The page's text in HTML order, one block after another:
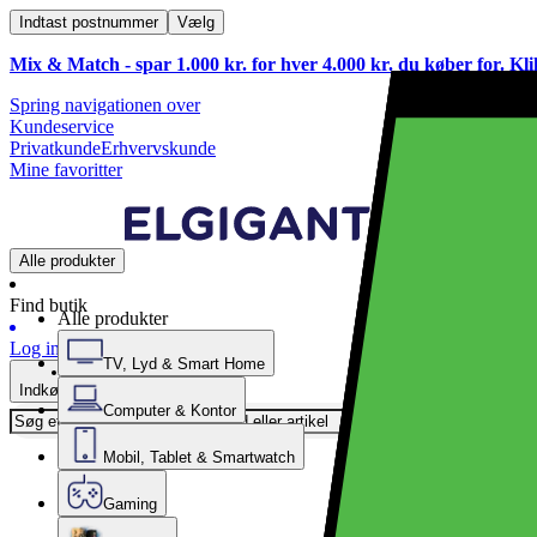
Indtast postnummer Vælg
Mix & Match - spar 1.000 kr. for hver 4.000 kr. du køber for.
Spring navigationen over
Kundeservice
PrivatkundeErhvervskunde
Mine favoritter
Alle produkter
Find butik
Log ind
Indkøbskurv
Alle produkter
TV, Lyd & Smart Home
Computer & Kontor
Mobil, Tablet & Smartwatch
Gaming